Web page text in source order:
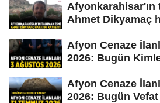
Afyonkarahisar'ın
Ahmet Dikyamaç
Afyon Cenaze
2026: Bugün
Afyon Cenaze
2026: Bugün